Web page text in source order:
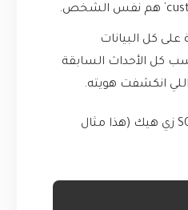
كل البيانات
كل الأحداث السابقة
انكشفت هويته.
لأبسطها، تخيل كود SQL زي هيك (هذا مثال